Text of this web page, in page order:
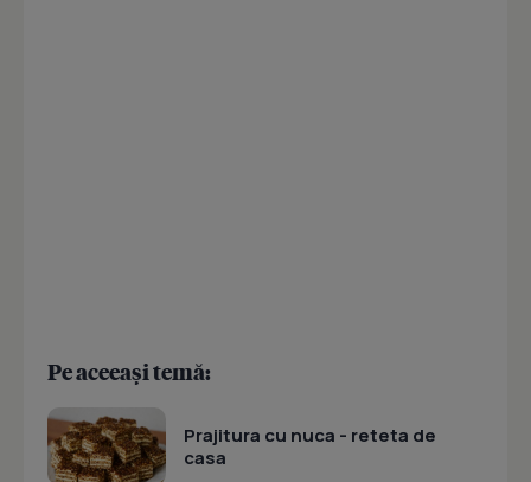
Pe aceeași temă:
Prajitura cu nuca - reteta de
casa